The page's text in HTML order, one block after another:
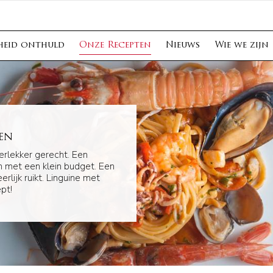
onthuld Onze Recepten Nieuws Wie we zijn
gerecht. Een
een klein budget. Een
ruikt. Linguine met